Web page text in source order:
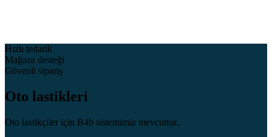
Hızlı tedarik
Mağaza desteği
Güvenli sipariş
Oto lastikleri
Oto lastikçiler için B4b sistemimiz mevcuttur..